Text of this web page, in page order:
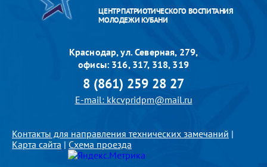
ЦЕНТР ПАТРИОТИЧЕСКОГО ВОСПИТАНИЯ
МОЛОДЕЖИ КУБАНИ
Краснодар, ул. Северная, 279,
офисы: 316, 317, 318, 319
8 (861) 259 28 27
E-mail: kkcvpridpm@mail.ru
Контакты для направления технических замечаний |
Карта сайта | Схема проезда